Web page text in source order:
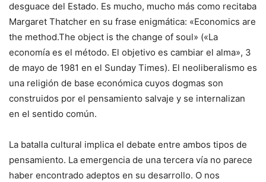
desguace del Estado. Es mucho, mucho más como recitaba
Margaret Thatcher en su frase enigmática: «Economics are
the method.The object is the change of soul» («La
economía es el método. El objetivo es cambiar el alma», 3
de mayo de 1981 en el Sunday Times). El neoliberalismo es
una religión de base económica cuyos dogmas son
construidos por el pensamiento salvaje y se internalizan
en el sentido común.
La batalla cultural implica el debate entre ambos tipos de
pensamiento. La emergencia de una tercera vía no parece
haber encontrado adeptos en su desarrollo. O nos